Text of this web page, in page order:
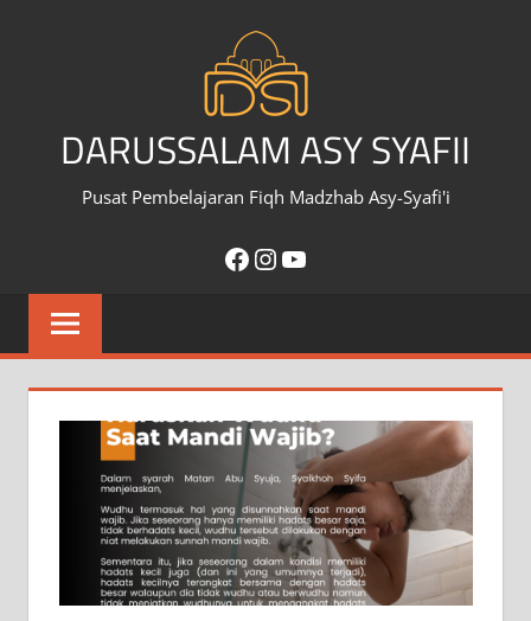
DARUSSALAM ASY SYAFII
Pusat Pembelajaran Fiqh Madzhab Asy-Syafi'i
Facebook
Instagram
YouTube